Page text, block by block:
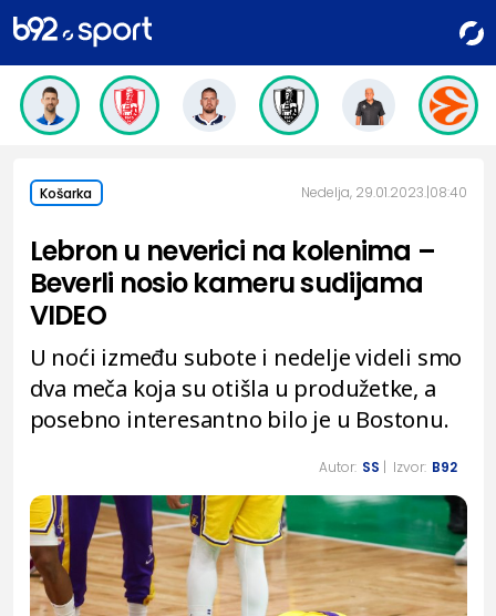
Košarka Nedelja, 29.01.2023. 08:40
Lebron u neverici na kolenima –
Beverli nosio kameru sudijama
VIDEO
U noći između subote i nedelje videli smo
dva meča koja su otišla u produžetke, a
posebno interesantno bilo je u Bostonu.
Autor: SS | Izvor: B92